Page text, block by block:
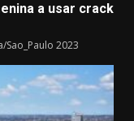
a usar crack
2023